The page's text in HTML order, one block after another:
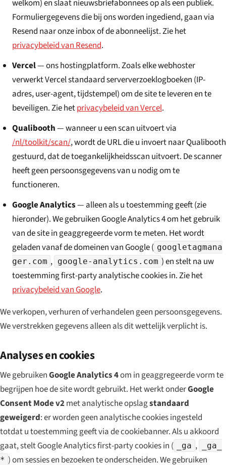
welkom) en slaat nieuwsbriefabonnees op als een publiek.
Formuliergegevens die bij ons worden ingediend, gaan via
Resend naar onze inbox of de abonneelijst. Zie het
privacybeleid van Resend.
Vercel— ons hostingplatform. Zoals elke webhoster
verwerkt Vercel standaard serververzoeklogboeken (IP-
adres, user-agent, tijdstempel) om de site te leveren en te
beveiligen. Zie hetprivacybeleid van Vercel.
Qualibooth— wanneer u een scan uitvoert via
/nl/toolkit/scan/, wordt de URL die u invoert naar Qualibooth
gestuurd, dat de toegankelijkheidsscan uitvoert. De scanner
heeft geen persoonsgegevens van u nodig om te
functioneren.
Google Analytics— alleen als u toestemming geeft (zie
hieronder). We gebruiken Google Analytics 4 om het gebruik
van de site in geaggregeerde vorm te meten. Het wordt
geladen vanaf de domeinen van Google ( googletagmana
ger.com , google-analytics.com ) en stelt na uw
toestemming first-party analytische cookies in. Zie het
privacybeleid van Google.
We verkopen, verhuren of verhandelen geen persoonsgegevens.
We verstrekken gegevens alleen als dit wettelijk verplicht is.
Analyses en cookies
We gebruikenGoogle Analytics 4om in geaggregeerde vorm te
begrijpen hoe de site wordt gebruikt. Het werkt onderGoogle
Consent Mode v2met analytische opslagstandaard
geweigerd: er worden geen analytische cookies ingesteld
totdat u toestemming geeft via de cookiebanner. Als u akkoord
gaat, stelt Google Analytics first-party cookies in (
_ga ,
_ga_
* ) om sessies en bezoeken te onderscheiden. We gebruiken